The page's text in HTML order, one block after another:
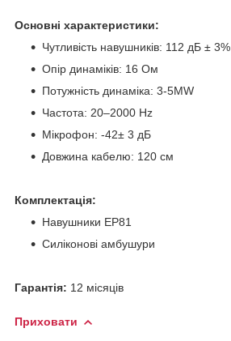
Основні характеристики:
Чутливість навушників: 112 дБ ± 3%
Опір динаміків: 16 Ом
Потужність динаміка: 3-5МW
Частота: 20–2000 Hz
Мікрофон: -42± 3 дБ
Довжина кабелю: 120 cм
Комплектація:
Навушники EP81
Силіконові амбушури
Гарантія: 12 місяців
Приховати